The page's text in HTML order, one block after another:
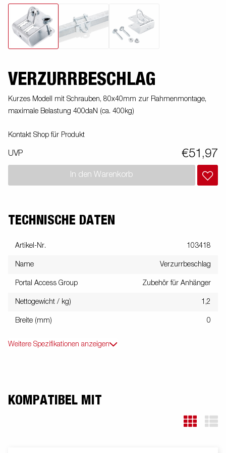
VERZURRBESCHLAG
Kurzes Modell mit Schrauben, 80x40mm zur Rahmenmontage,
maximale Belastung 400daN (ca. 400kg)
Kontakt Shop für Produkt
UVP €51,97
In den Warenkorb
TECHNISCHE DATEN
Artikel-Nr. 103418
Name Verzurrbeschlag
Portal Access Group Zubehör für Anhänger
Nettogewicht / kg) 1,2
Breite (mm) 0
Weitere Spezifikationen anzeigen
KOMPATIBEL MIT